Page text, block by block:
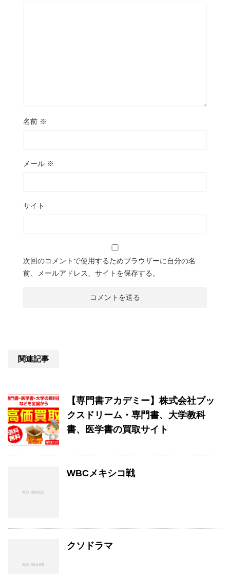
名前 ※
メール ※
サイト
次回のコメントで使用するためブラウザーに自分の名
前、メールアドレス、サイトを保存する。
関連記事
【専門書アカデミー】株式会社ブッ
クスドリーム・専門書、大学教科
書、医学書の買取サイト
WBCメキシコ戦
クソドラマ